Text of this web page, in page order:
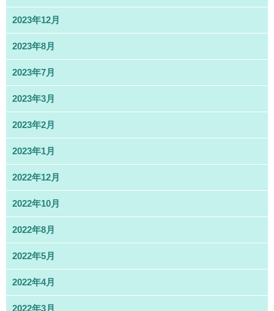
2023年12月
2023年8月
2023年7月
2023年3月
2023年2月
2023年1月
2022年12月
2022年10月
2022年8月
2022年5月
2022年4月
2022年3月